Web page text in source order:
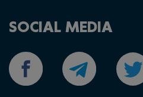
SOCIAL MEDIA